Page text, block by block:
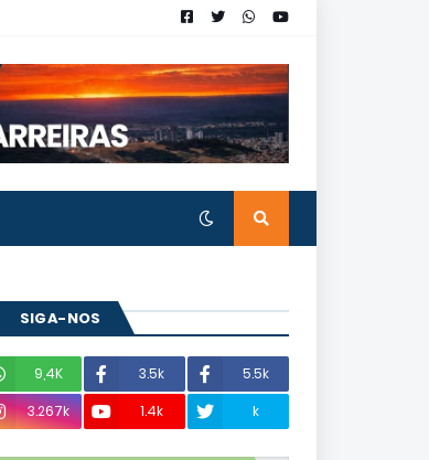
SIGA-NOS
9,4K 3.5k
5.5k
3.267k
1.4k k